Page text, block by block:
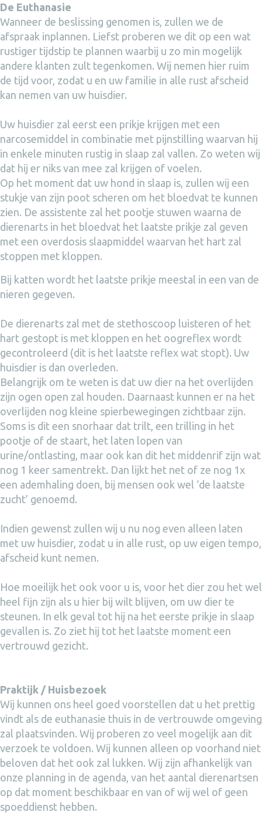
De Euthanasie
Wanneer de beslissing genomen is, zullen we de
afspraak inplannen. Liefst proberen we dit op een wat
rustiger tijdstip te plannen waarbij u zo min mogelijk
andere klanten zult tegenkomen. Wij nemen hier ruim
de tijd voor, zodat u en uw familie in alle rust afscheid
kan nemen van uw huisdier.
Uw huisdier zal eerst een prikje krijgen met een
narcosemiddel in combinatie met pijnstilling waarvan hij
in enkele minuten rustig in slaap zal vallen. Zo weten wij
dat hij er niks van mee zal krijgen of voelen.
Op het moment dat uw hond in slaap is, zullen wij een
stukje van zijn poot scheren om het bloedvat te kunnen
zien. De assistente zal het pootje stuwen waarna de
dierenarts in het bloedvat het laatste prikje zal geven
met een overdosis slaapmiddel waarvan het hart zal
stoppen met kloppen.
Bij katten wordt het laatste prikje meestal in een van de
nieren gegeven.
De dierenarts zal met de stethoscoop luisteren of het
hart gestopt is met kloppen en het oogreflex wordt
gecontroleerd (dit is het laatste reflex wat stopt). Uw
huisdier is dan overleden.
Belangrijk om te weten is dat uw dier na het overlijden
zijn ogen open zal houden. Daarnaast kunnen er na het
overlijden nog kleine spierbewegingen zichtbaar zijn.
Soms is dit een snorhaar dat trilt, een trilling in het
pootje of de staart, het laten lopen van
urine/ontlasting, maar ook kan dit het middenrif zijn wat
nog 1 keer samentrekt. Dan lijkt het net of ze nog 1x
een ademhaling doen, bij mensen ook wel ‘de laatste
zucht’ genoemd.
Indien gewenst zullen wij u nu nog even alleen laten
met uw huisdier, zodat u in alle rust, op uw eigen tempo,
afscheid kunt nemen.
Hoe moeilijk het ook voor u is, voor het dier zou het wel
heel fijn zijn als u hier bij wilt blijven, om uw dier te
steunen. In elk geval tot hij na het eerste prikje in slaap
gevallen is. Zo ziet hij tot het laatste moment een
vertrouwd gezicht.
Praktijk / Huisbezoek
Wij kunnen ons heel goed voorstellen dat u het prettig
vindt als de euthanasie thuis in de vertrouwde omgeving
zal plaatsvinden. Wij proberen zo veel mogelijk aan dit
verzoek te voldoen. Wij kunnen alleen op voorhand niet
beloven dat het ook zal lukken. Wij zijn afhankelijk van
onze planning in de agenda, van het aantal dierenartsen
op dat moment beschikbaar en van of wij wel of geen
spoeddienst hebben.